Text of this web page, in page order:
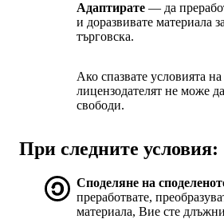
Адаптирате — да
и доразвивате материала
търговска.
Ако спазвате условията
лицензодателят не може
свободи.
При следните условия:
Споделяне на
преработвате,
материала, Вие сте